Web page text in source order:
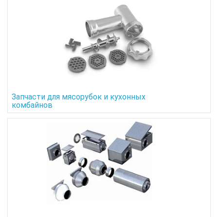
Запчасти для мясорубок и кухонных
комбайнов